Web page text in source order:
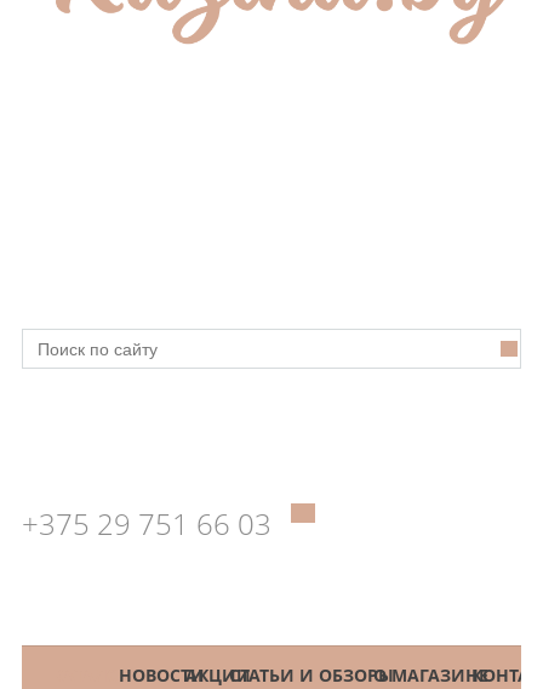
+375 29 751 66 03
КАТАЛОГНОВОСТИАКЦИИСТАТЬИ И ОБЗОРЫО МАГАЗИНЕ